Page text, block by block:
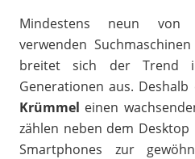
Mindestens neun von
verwenden
breitet sich der Trend
Generationen aus. Deshalb
Krümmel einen
zählen neben dem
Smartphones zur